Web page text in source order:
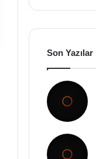
Son Yazılar